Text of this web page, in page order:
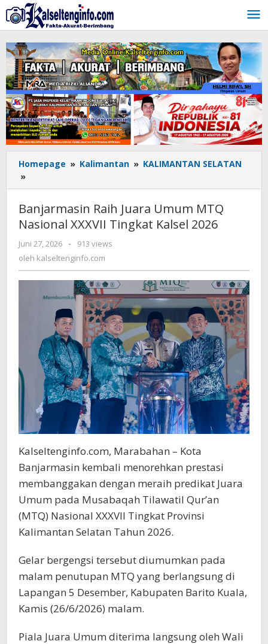
Lewati
ke
konten
Homepage » Kalimantan » KALIMANTAN SELATAN
»
Raih
Umum
MTQ
Nasional
XXXVII
Tingkat
Banjarmasin Raih Juara Umum MTQ
Nasional XXXVII Tingkat Kalsel 2026
Juni 27, 2026
oleh
kalseltenginfo.com
-
913 views
oleh kalseltenginfo.com
Kalseltenginfo.com, Marabahan – Kota
Banjarmasin kembali menorehkan prestasi
membanggakan dengan meraih predikat Juara
Umum pada Musabaqah Tilawatil Qur’an
(MTQ) Nasional XXXVII Tingkat Provinsi
Kalimantan Selatan Tahun 2026.
Gelar bergengsi tersebut diumumkan pada
malam penutupan MTQ yang berlangsung di
Lapangan 5 Desember, Kabupaten Barito Kuala,
Kamis (26/6/2026) malam.
Piala Juara Umum diterima langsung oleh Wali